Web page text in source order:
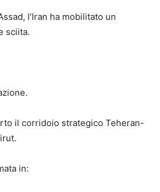
l’Iran ha mobilitato un
sciita.
il corridoio strategico Teheran-
in: